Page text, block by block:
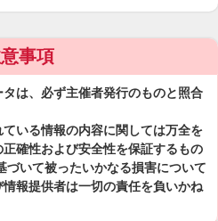
事項
は、必ず主催者発行のものと照合
いる情報の内容に関しては万全を
確性および安全性を保証するもの
づいて被ったいかなる損害について
報提供者は一切の責任を負いかね